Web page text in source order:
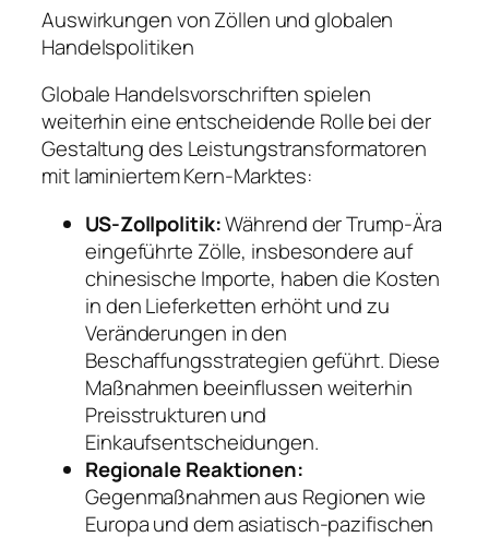
Auswirkungen von Zöllen und globalen
Handelspolitiken
Globale Handelsvorschriften spielen
weiterhin eine entscheidende Rolle bei der
Gestaltung des Leistungstransformatoren
mit laminiertem Kern-Marktes:
US-Zollpolitik:Während der Trump-Ära
eingeführte Zölle, insbesondere auf
chinesische Importe, haben die Kosten
in den Lieferketten erhöht und zu
Veränderungen in den
Beschaffungsstrategien geführt. Diese
Maßnahmen beeinflussen weiterhin
Preisstrukturen und
Einkaufsentscheidungen.
Regionale Reaktionen:
Gegenmaßnahmen aus Regionen wie
Europa und dem asiatisch-pazifischen